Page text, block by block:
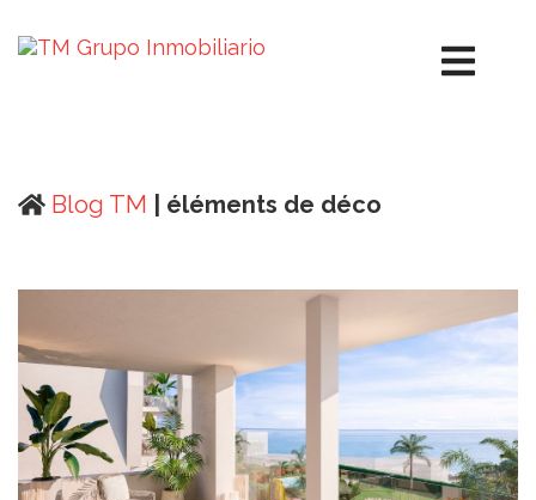
Blog TM | éléments de déco